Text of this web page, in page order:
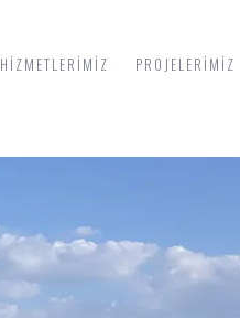
HIZMETLERIMIZ PROJELERIMIZ